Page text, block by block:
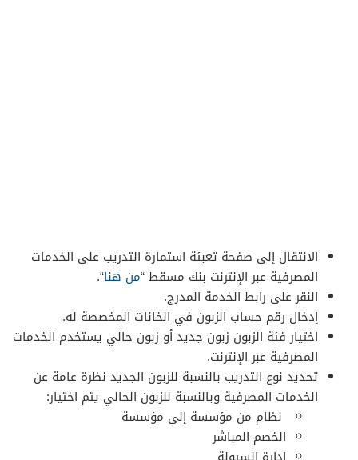
الانتقال إلى صفحة تعبئة استمارة التدريب على الخدمات
المصرفية عبر الإنترنت بنك مسقط “من هنا“.
النقر على رابط الخدمة المدرج.
إدخال رقم حساب الزبون في الخانات المخصصة له.
اختيار فئة الزبون زبون جديد أو زبون حالي يستخدم الخدمات
المصرفية عبر الإنترنت.
تحديد نوع التدريب بالنسبة للزبون الجديد نظرة عامة عن
الخدمات المصرفية وبالنسبة للزبون الحالي يتم اختيار:
نظام من مؤسسة إلى مؤسسة
الخصم المباشر